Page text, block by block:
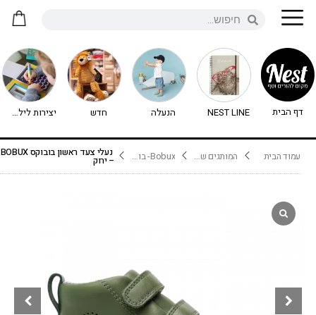
דף הבית NEST LINE הנעלה חדש יצירות לילדים - יצירה לילדים
עמוד הבית המותגים שלנו Bobux- בובוקס נעלי צעד ראשון בובוקס BOBUX
– ירוק